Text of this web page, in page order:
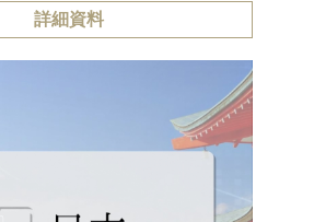
詳細資料